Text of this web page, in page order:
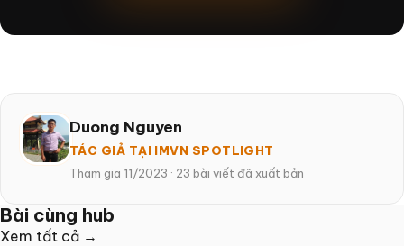
Duong Nguyen
TÁC GIẢ TẠI IMVN SPOTLIGHT
Tham gia 11/2023 · 23 bài viết đã xuất bản
Bài cùng hub
Xem tất cả →